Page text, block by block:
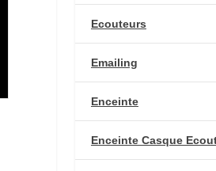
Ecouteurs
Emailing
Enceinte
Enceinte Casque